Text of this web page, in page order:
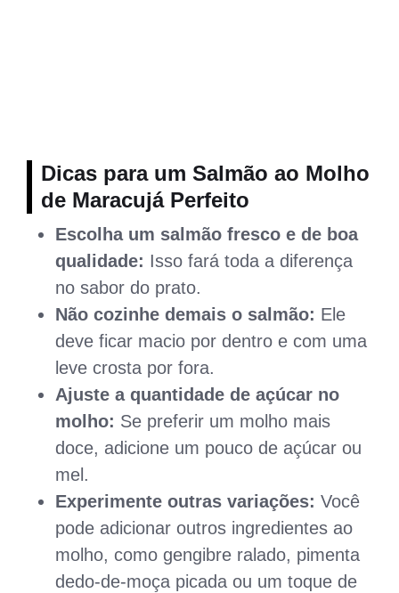
Dicas para um Salmão ao Molho
de Maracujá Perfeito
Escolha um salmão fresco e de boa
qualidade: Isso fará toda a diferença
no sabor do prato.
Não cozinhe demais o salmão: Ele
deve ficar macio por dentro e com uma
leve crosta por fora.
Ajuste a quantidade de açúcar no
molho: Se preferir um molho mais
doce, adicione um pouco de açúcar ou
mel.
Experimente outras variações: Você
pode adicionar outros ingredientes ao
molho, como gengibre ralado, pimenta
dedo-de-moça picada ou um toque de